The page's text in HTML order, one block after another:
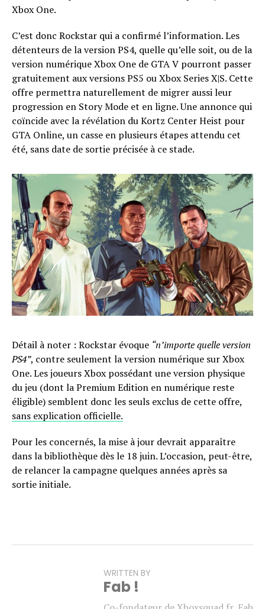
Xbox One.
C’est donc Rockstar qui a confirmé l’information. Les
détenteurs de la version PS4, quelle qu’elle soit, ou de la
version numérique Xbox One de GTA V pourront passer
gratuitement aux versions PS5 ou Xbox Series X|S. Cette
offre permettra naturellement de migrer aussi leur
progression en Story Mode et en ligne. Une annonce qui
coïncide avec la révélation du Kortz Center Heist pour
GTA Online, un casse en plusieurs étapes attendu cet
été, sans date de sortie précisée à ce stade.
Détail à noter : Rockstar évoque “n’importe quelle version
PS4”, contre seulement la version numérique sur Xbox
One. Les joueurs Xbox possédant une version physique
du jeu (dont la Premium Edition en numérique reste
éligible) semblent donc les seuls exclus de cette offre,
sans explication officielle.
Pour les concernés, la mise à jour devrait apparaître
dans la bibliothèque dès le 18 juin. L’occasion, peut-être,
de relancer la campagne quelques années après sa
sortie initiale.
WRITTEN BY
Fab !